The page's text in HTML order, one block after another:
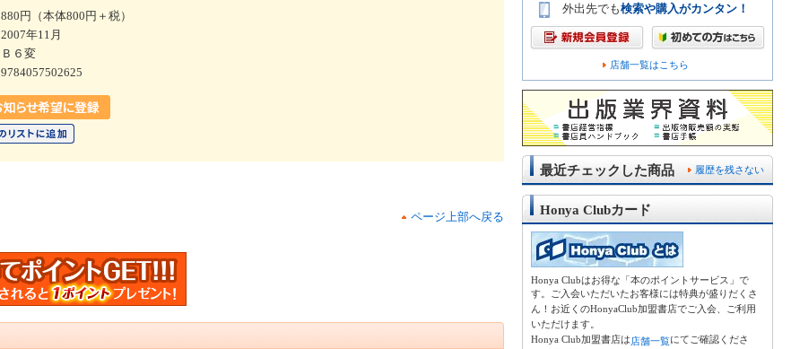
880円（本体800円＋税）
2007年11月
Ｂ６変
9784057502625
ページ上部へ戻る
外出先でも検索や購入がカンタン！
店舗一覧はこちら
履歴を残さない
最近チェックした商品
Honya Clubカード
Honya Clubはお得な「本のポイントサービス」で
す。ご入会いただいたお客様には特典が盛りだくさ
ん！お近くのHonyaClub加盟書店でご入会、ご利用
いただけます。
Honya Club加盟書店は店舗一覧にてご確認くださ